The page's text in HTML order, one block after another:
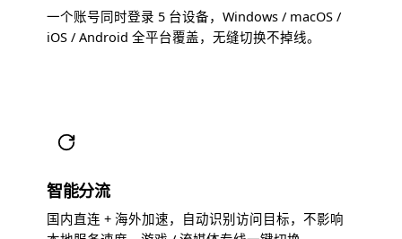
一个账号同时登录 5 台设备，Windows / macOS /
iOS / Android 全平台覆盖，无缝切换不掉线。
智能分流
国内直连 + 海外加速，自动识别访问目标，不影响